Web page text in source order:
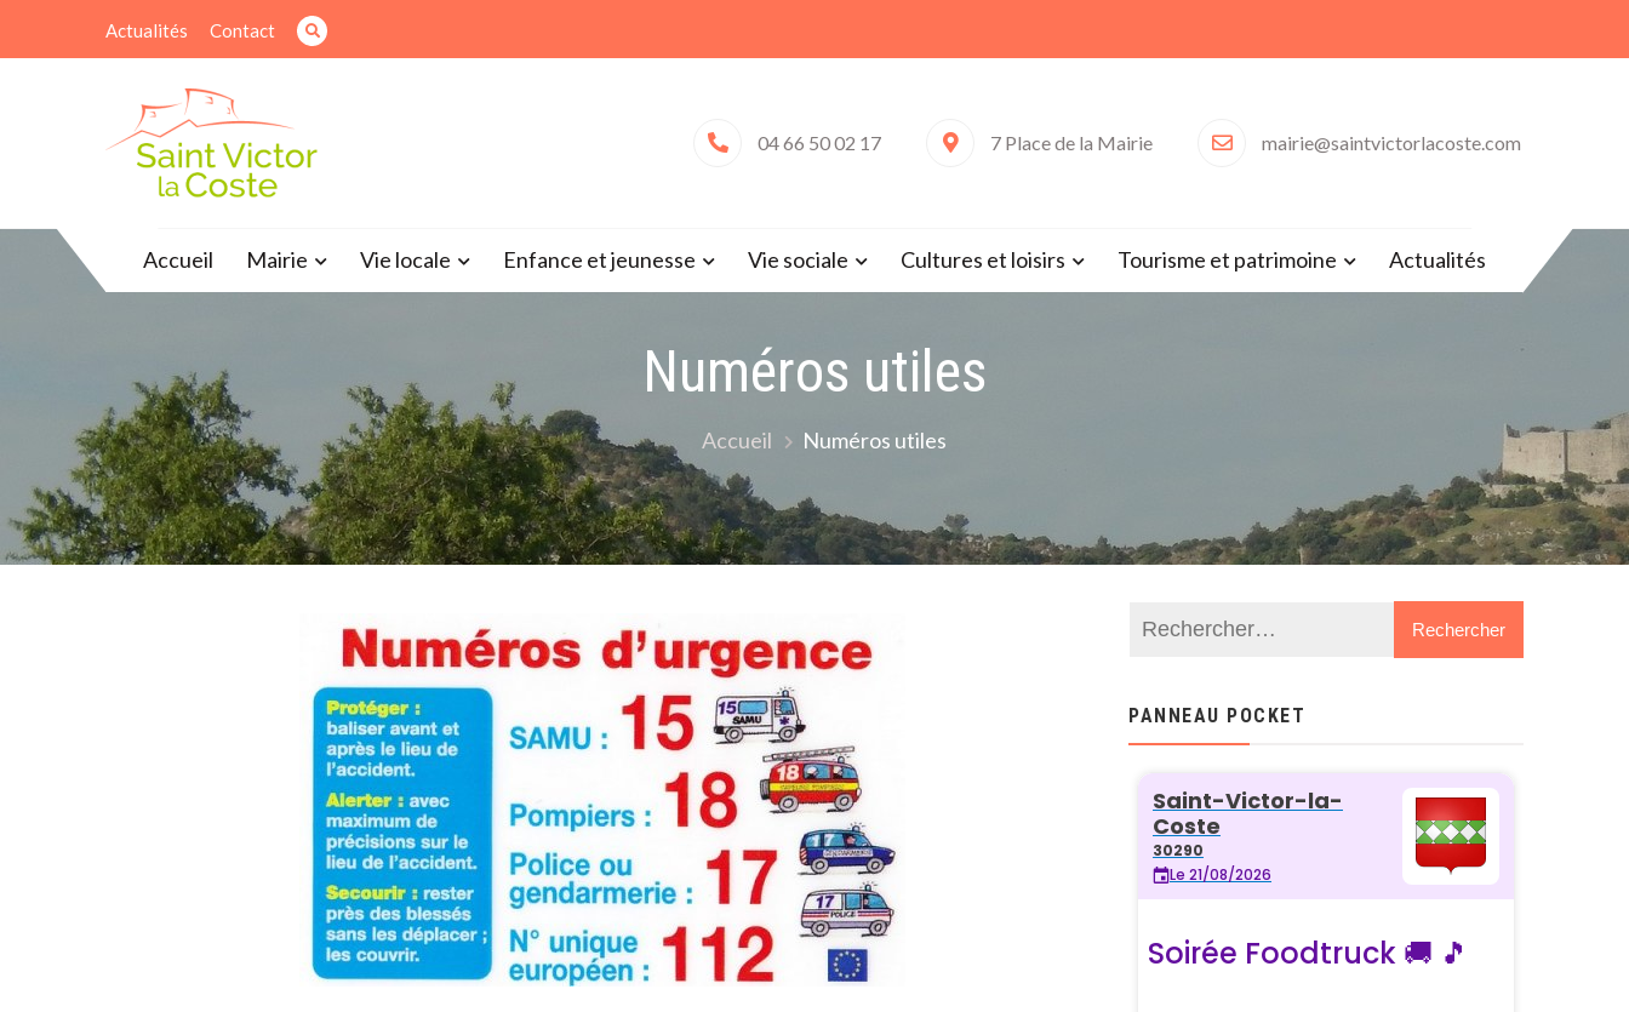
Actualités Contact
04 66 50 02 17 7 Place de la Mairie mairie@saintvictorlacoste.com
Accueil Mairie Vie locale Enfance et jeunesse Vie sociale Cultures et loisirs Tourisme et patrimoine Actualités
Numéros utiles
Accueil Numéros utiles
PANNEAU POCKET